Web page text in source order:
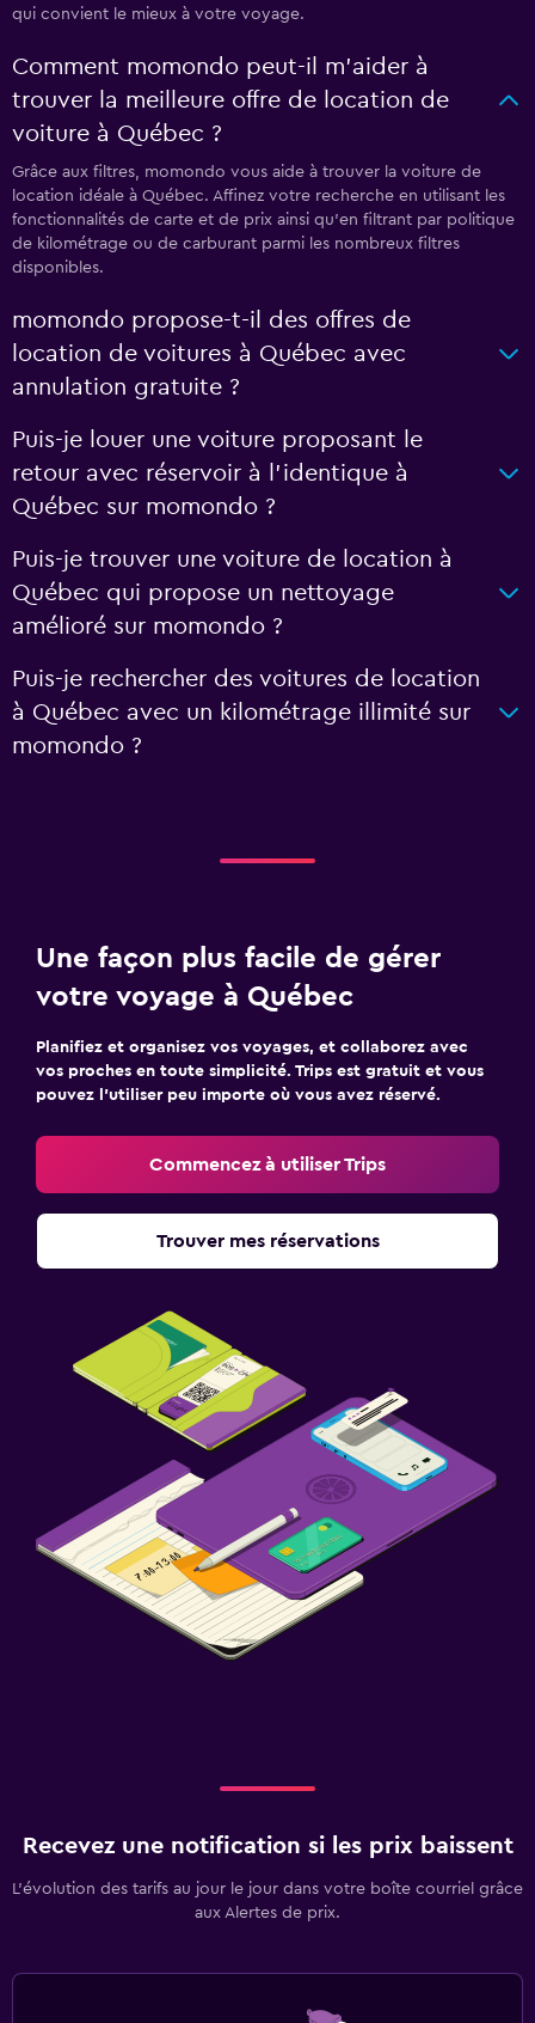
qui convient le mieux à votre voyage.
Comment momondo peut-il m’aider à
trouver la meilleure offre de location de
voiture à Québec ?
Grâce aux filtres, momondo vous aide à trouver la voiture de
location idéale à Québec. Affinez votre recherche en utilisant les
fonctionnalités de carte et de prix ainsi qu'en filtrant par politique
de kilométrage ou de carburant parmi les nombreux filtres
disponibles.
momondo propose-t-il des offres de
location de voitures à Québec avec
annulation gratuite ?
Puis-je louer une voiture proposant le
retour avec réservoir à l’identique à
Québec sur momondo ?
Puis-je trouver une voiture de location à
Québec qui propose un nettoyage
amélioré sur momondo ?
Puis-je rechercher des voitures de location
à Québec avec un kilométrage illimité sur
momondo ?
Une façon plus facile de gérer
votre voyage à Québec
Planifiez et organisez vos voyages, et collaborez avec
vos proches en toute simplicité. Trips est gratuit et vous
pouvez l’utiliser peu importe où vous avez réservé.
Commencez à utiliser Trips
Trouver mes réservations
Recevez une notification si les prix baissent
L’évolution des tarifs au jour le jour dans votre boîte courriel grâce
aux Alertes de prix.